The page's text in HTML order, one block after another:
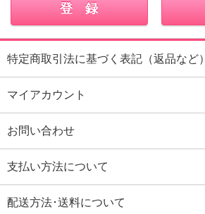
特定商取引法に基づく表記（返品など）
マイアカウント
お問い合わせ
支払い方法について
配送方法･送料について